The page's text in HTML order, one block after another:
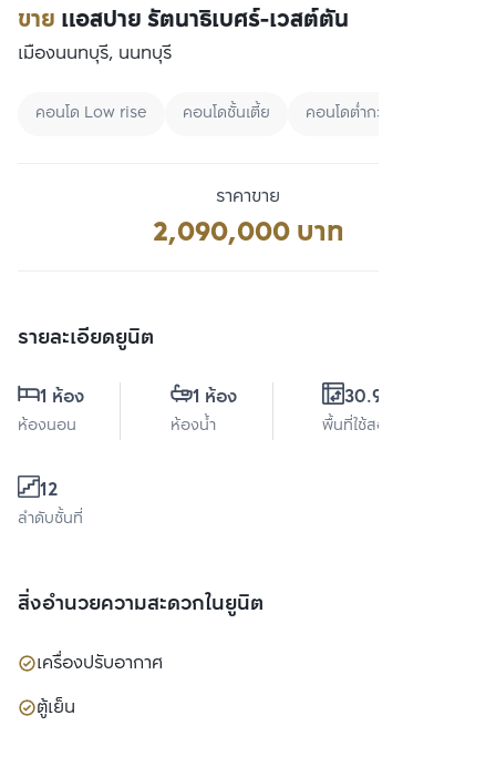
ขาย แอสปาย รัตนาธิเบศร์-เวสต์ตัน
เมืองนนทบุรี, นนทบุรี
คอนโด Low rise คอนโดชั้นเตี้ย คอนโดต่ำกว่า 3 ล้านบาท
ราคาขาย
2,090,000 บาท
รายละเอียดยูนิต
1 ห้อง
ห้องนอน
1 ห้อง
ห้องน้ำ
30.94 ตร.ม.
พื้นที่ใช้สอย
12
ลำดับชั้นที่
สิ่งอำนวยความสะดวกในยูนิต
เครื่องปรับอากาศ
ตู้เย็น